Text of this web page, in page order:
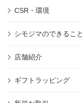
CSR・環境
シモジマのできること
店舗紹介
ギフトラッピング